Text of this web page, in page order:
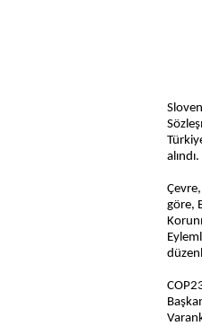
alındı.
göre,